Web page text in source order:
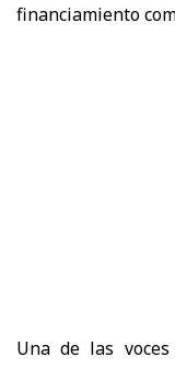
financiamiento
Una de las